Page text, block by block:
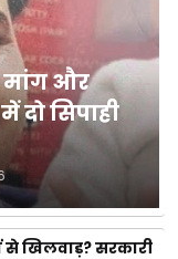
मांग और
सिपाही
खिलवाड़? सरकारी